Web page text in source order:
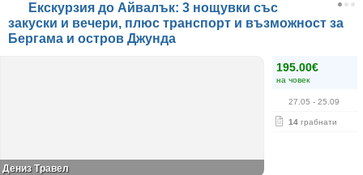
Екскурзия до Айвалък: 3 нощувки със
закуски и вечери, плюс транспорт и възможност за
Бергама и остров Джунда
195.00€
на човек
27.05 - 25.09
14 грабнати
Дениз Травел